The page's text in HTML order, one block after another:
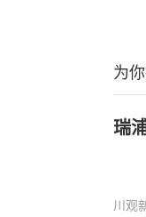
为
瑞
川观